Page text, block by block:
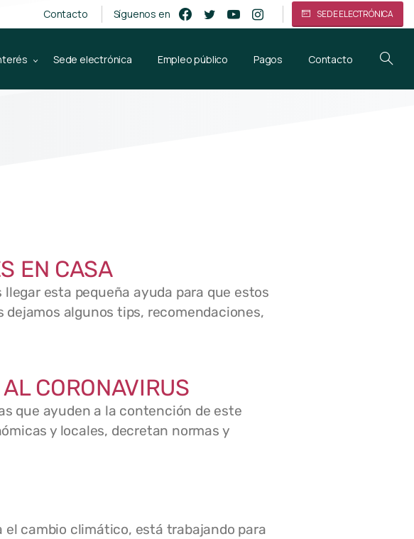
Contacto Síguenos en SEDE ELECTRÓNICA
Sede electrónica Empleo público Pagos Contacto
EN CASA
esta pequeña ayuda para que estos
algunos tips, recomendaciones,
CORONAVIRUS
que ayuden a la contención de este
y locales, decretan normas y
el cambio climático, está trabajando para